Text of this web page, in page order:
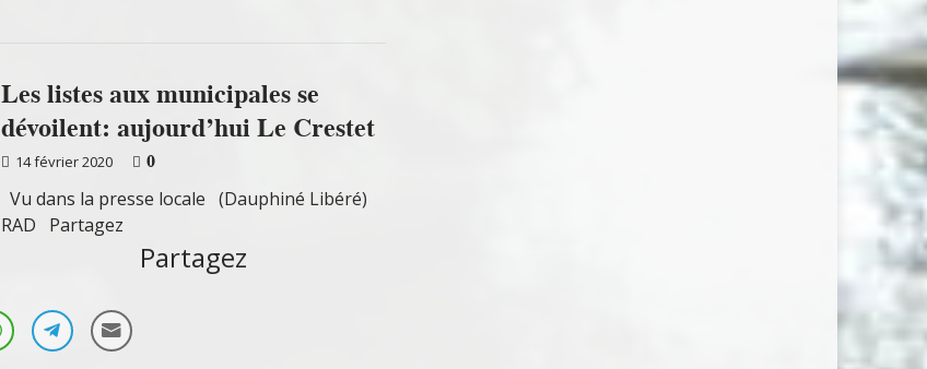
Les listes aux municipales se
dévoilent: aujourd’hui Le Crestet
14 février 2020
0
Vu dans la presse locale (Dauphiné Libéré)
RAD Partagez
Partagez